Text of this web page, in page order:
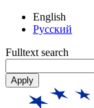
English
Русский
Fulltext search